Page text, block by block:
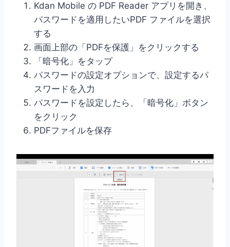
Kdan Mobile の PDF Reader アプリを開き、
パスワードを適用したいPDF ファイルを選択
する
画面上部の「PDFを保護」をクリックする
「暗号化」をタップ
パスワードの設定オプションで、設定するパ
スワードを入力
パスワードを設定したら、「暗号化」ボタン
をクリック
PDFファイルを保存